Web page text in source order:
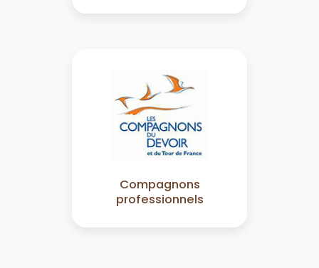
Compagnons
professionnels